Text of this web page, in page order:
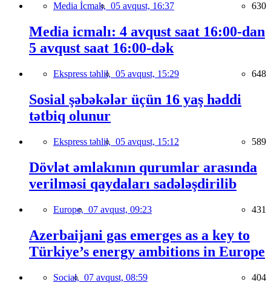
Media İcmalı, 05 avqust, 16:37 630
Media icmalı: 4 avqust saat 16:00-dan
5 avqust saat 16:00-dək
Ekspress təhlil, 05 avqust, 15:29 648
Sosial şəbəkələr üçün 16 yaş həddi
tətbiq olunur
Ekspress təhlil, 05 avqust, 15:12 589
Dövlət əmlakının qurumlar arasında
verilməsi qaydaları sadələşdirilib
Europe, 07 avqust, 09:23 431
Azerbaijani gas emerges as a key to
Türkiye’s energy ambitions in Europe
Social, 07 avqust, 08:59 404